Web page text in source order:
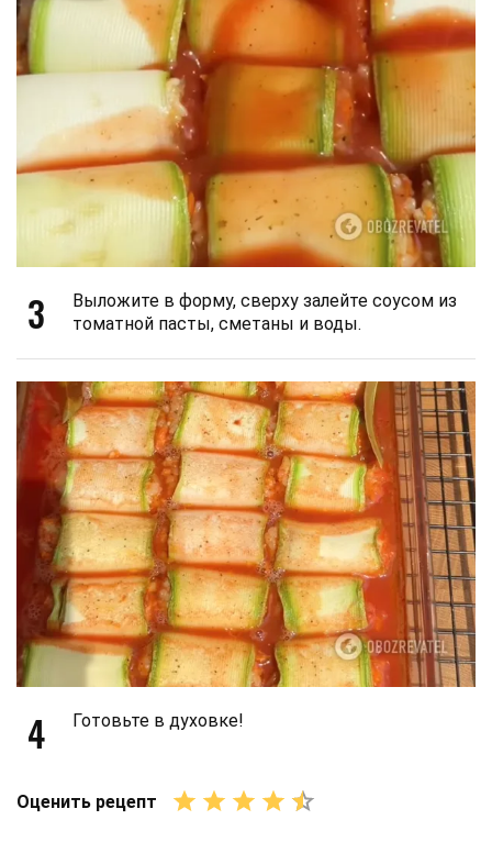
3
Выложите в форму, сверху залейте соусом из
томатной пасты, сметаны и воды.
4 Готовьте в духовке!
Оценить рецепт